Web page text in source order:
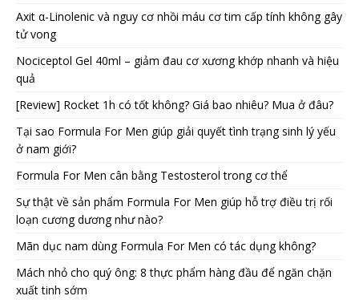
Axit α-Linolenic và nguy cơ nhồi máu cơ tim cấp tính không gây
tử vong
Nociceptol Gel 40ml – giảm đau cơ xương khớp nhanh và hiệu
quả
[Review] Rocket 1h có tốt không? Giá bao nhiêu? Mua ở đâu?
Tại sao Formula For Men giúp giải quyết tình trạng sinh lý yếu
ở nam giới?
Formula For Men cân bằng Testosterol trong cơ thể
Sự thật về sản phẩm Formula For Men giúp hỗ trợ điều trị rối
loạn cương dương như nào?
Mãn dục nam dùng Formula For Men có tác dụng không?
Mách nhỏ cho quý ông: 8 thực phẩm hàng đầu để ngăn chặn
xuất tinh sớm